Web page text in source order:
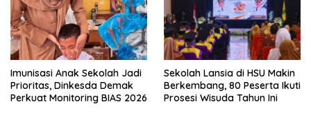
Imunisasi Anak Sekolah Jadi
Prioritas, Dinkesda Demak
Perkuat Monitoring BIAS 2026
Sekolah Lansia di HSU Makin
Berkembang, 80 Peserta Ikuti
Prosesi Wisuda Tahun Ini